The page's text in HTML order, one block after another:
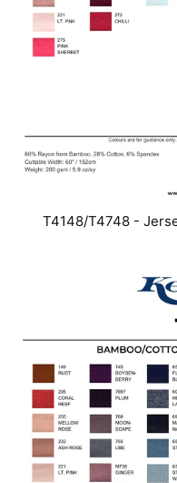
T4148/T4748 -